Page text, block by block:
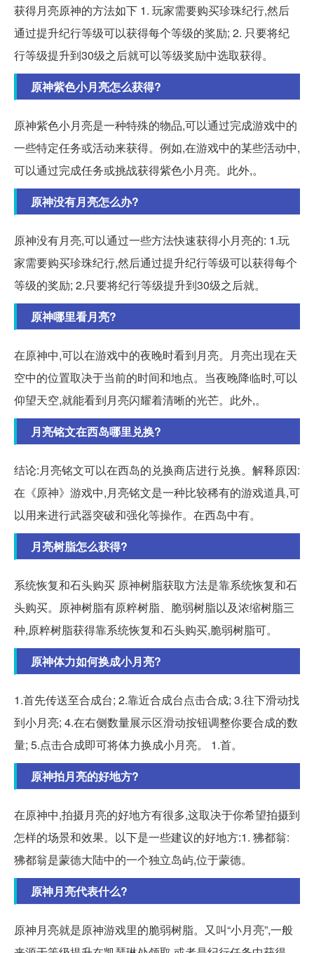
获得月亮原神的方法如下 1. 玩家需要购买珍珠纪行,然后
通过提升纪行等级可以获得每个等级的奖励; 2. 只要将纪
行等级提升到30级之后就可以等级奖励中选取获得。
原神紫色小月亮怎么获得?
原神紫色小月亮是一种特殊的物品,可以通过完成游戏中的
一些特定任务或活动来获得。例如,在游戏中的某些活动中,
可以通过完成任务或挑战获得紫色小月亮。此外,。
原神没有月亮怎么办?
原神没有月亮,可以通过一些方法快速获得小月亮的: 1.玩
家需要购买珍珠纪行,然后通过提升纪行等级可以获得每个
等级的奖励; 2.只要将纪行等级提升到30级之后就。
原神哪里看月亮?
在原神中,可以在游戏中的夜晚时看到月亮。月亮出现在天
空中的位置取决于当前的时间和地点。当夜晚降临时,可以
仰望天空,就能看到月亮闪耀着清晰的光芒。此外,。
月亮铭文在西岛哪里兑换?
结论:月亮铭文可以在西岛的兑换商店进行兑换。解释原因:
在《原神》游戏中,月亮铭文是一种比较稀有的游戏道具,可
以用来进行武器突破和强化等操作。在西岛中有。
月亮树脂怎么获得?
系统恢复和石头购买 原神树脂获取方法是靠系统恢复和石
头购买。原神树脂有原粹树脂、脆弱树脂以及浓缩树脂三
种,原粹树脂获得靠系统恢复和石头购买,脆弱树脂可。
原神体力如何换成小月亮?
1.首先传送至合成台; 2.靠近合成台点击合成; 3.往下滑动找
到小月亮; 4.在右侧数量展示区滑动按钮调整你要合成的数
量; 5.点击合成即可将体力换成小月亮。 1.首。
原神拍月亮的好地方?
在原神中,拍摄月亮的好地方有很多,这取决于你希望拍摄到
怎样的场景和效果。以下是一些建议的好地方:1. 狒都翁:
狒都翁是蒙德大陆中的一个独立岛屿,位于蒙德。
原神月亮代表什么?
原神月亮就是原神游戏里的脆弱树脂。又叫“小月亮”,一般